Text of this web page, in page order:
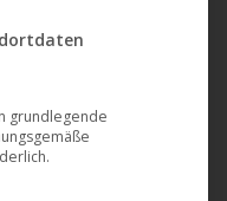
für die eine
grundlegende